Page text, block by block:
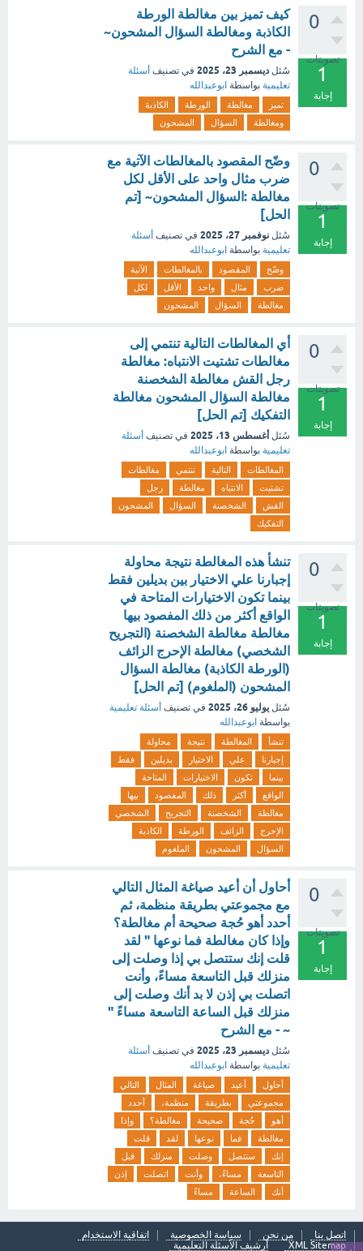
0
تصويتات
1
إجابة
كيف تميز بين مغالطة الورطة
الكاذبة ومغالطة السؤال المشحون~
- مع الشرح
سُئل ديسمبر 23، 2025 في تصنيف أسئلة
تعليمية بواسطة ابوعبدالله
تميز مغالطة الورطة
الكاذبة
ومغالطة
السؤال المشحون
0
تصويتات
1
إجابة
وضّح المقصود بالمغالطات الآتية مع
ضرب مثال واحد على الأقل لكل
مغالطة :السؤال المشحون~ [تم
الحل]
سُئل نوفمبر 27، 2025 في تصنيف أسئلة
تعليمية بواسطة ابوعبدالله
وضّح المقصود بالمغالطات
الآتية
ضرب
مثال واحد الأقل
لكل
مغالطة
السؤال المشحون
0
تصويتات
1
إجابة
أي المغالطات التالية تنتمي إلى
مغالطات تشتيت الانتباه: مغالطة
رجل القش مغالطة الشخصنة
مغالطة السؤال المشحون مغالطة
التفكيك [تم الحل]
سُئل أغسطس 13، 2025 في تصنيف أسئلة
تعليمية بواسطة ابوعبدالله
المغالطات التالية تنتمي
مغالطات
تشتيت
الانتباه مغالطة
رجل
القش
الشخصنة السؤال
المشحون
التفكيك
0
تصويتات
1
إجابة
تنشأ هذه المغالطة نتيجة محاولة
إجبارنا علي الاختيار بين بديلين فقط
بينما تكون الاختيارات المتاحة في
الواقع أكثر من ذلك المفصود بيها
مغالطة مغالطة الشخصنة (التجريح
الشخصي) مغالطة الإحرج الزائف
(الورطة الكاذبة) مغالطة السؤال
المشحون (الملغوم) [تم الحل]
سُئل يوليو 26، 2025 في تصنيف أسئلة تعليمية
بواسطة ابوعبدالله
تنشأ المغالطة نتيجة
محاولة
إجبارنا
علي الاختيار بديلين
فقط
بينما
تكون الاختيارات
المتاحة
الواقع
أكثر ذلك المفصود
بيها
مغالطة
الشخصنة التجريح
الشخصي
الإحرج
الزائف الورطة
الكاذبة
السؤال
المشحون الملغوم
0
تصويتات
1
إجابة
أحاول أن أعيد صياغة المثال التالي
مع مجموعتي بطريقة منظمة، ثم
أحدد أهو حُجة صحيحة أم مغالطة؟
وإذا كان مغالطة فما نوعها " لقد
قلت إنك ستتصل بي إذا وصلت إلى
منزلك قبل التاسعة مساءً، وأنت
اتصلت بي إذن لا بد أنك وصلت إلى
منزلك قبل الساعة التاسعة مساءً "
~ - مع الشرح
سُئل ديسمبر 23، 2025 في تصنيف أسئلة
تعليمية بواسطة ابوعبدالله
أحاول أعيد صياغة المثال
التالي
مجموعتي
بطريقة منظمة،
أحدد
أهو
حُجة صحيحة مغالطة؟
وإذا
مغالطة
فما نوعها لقد
قلت
إنك
ستتصل وصلت منزلك
قبل
التاسعة
مساءً، وأنت اتصلت
إذن
أنك
الساعة مساءً
اتصل بنا من نحن سياسة الخصوصية
اتفاقية الاستخدام
XML Sitemap
أرشيف الأسئلة التعليمية